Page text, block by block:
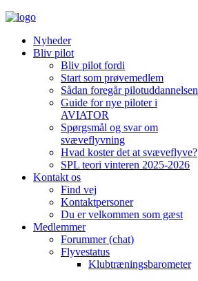
Nyheder
Bliv pilot
Bliv pilot fordi
Start som prøvemedlem
Sådan foregår pilotuddannelsen
Guide for nye piloter i
AVIATOR
Spørgsmål og svar om
svæveflyvning
Hvad koster det at svæveflyve?
SPL teori vinteren 2025-2026
Kontakt os
Find vej
Kontaktpersoner
Du er velkommen som gæst
Medlemmer
Forummer (chat)
Flyvestatus
Klubtræningsbarometer